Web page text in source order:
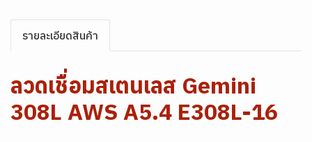
รายละเอียดสินค้า
ลวดเชื่อมสเตนเลส Gemini
308L AWS A5.4 E308L-16